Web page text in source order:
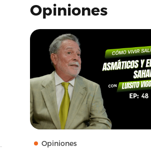
Opiniones
Opiniones